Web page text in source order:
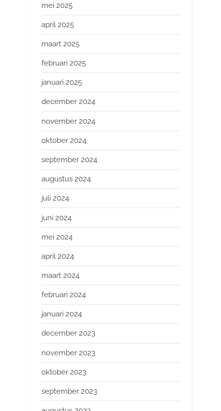
mei 2025
april 2025
maart 2025
februari 2025
januari 2025
december 2024
november 2024
oktober 2024
september 2024
augustus 2024
juli 2024
juni 2024
mei 2024
april 2024
maart 2024
februari 2024
januari 2024
december 2023
november 2023
oktober 2023
september 2023